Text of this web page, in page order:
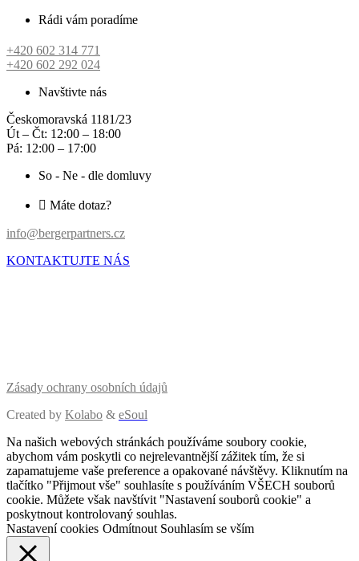
Rádi vám poradíme
+420 602 314 771
+420 602 292 024
Navštivte nás
Českomoravská 1181/23
Út – Čt: 12:00 – 18:00
Pá: 12:00 – 17:00
So - Ne - dle domluvy
Máte dotaz?
info@bergerpartners.cz
KONTAKTUJTE NÁS
Zásady ochrany osobních údajů
Created by Kolabo & eSoul
Na našich webových stránkách používáme soubory cookie,
abychom vám poskytli co nejrelevantnější zážitek tím, že si
zapamatujeme vaše preference a opakované návštěvy. Kliknutím na
tlačítko "Přijmout vše" souhlasíte s používáním VŠECH souborů
cookie. Můžete však navštívit "Nastavení souborů cookie" a
poskytnout kontrolovaný souhlas.
Nastavení cookies Odmítnout Souhlasím se vším